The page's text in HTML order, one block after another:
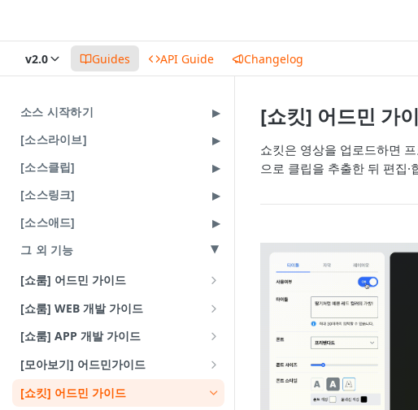
v2.0 Guides API Guide Changelog
소스 시작하기
[소스라이브]
[소스클립]
[소스링크]
[소스애드]
그 외 기능
[쇼룸] 어드민 가이드
배너
VOD 큐레이션
CLIP 큐레이션
쇼룸 설정
[쇼룸] WEB 개발 가이드
라이브러리 연동 방식
쇼룸 브릿지 가이드
[쇼룸] APP 개발 가이드
Android 웹뷰 연동
iOS 웹뷰 연동
[모아보기] 어드민가이드
상단 배너 설정
[쇼킷] 어드민 가이드
[쇼킷] 어드민 가
쇼킷은 영상을 업로드하면
으로 클립을 추출한 뒤 편집